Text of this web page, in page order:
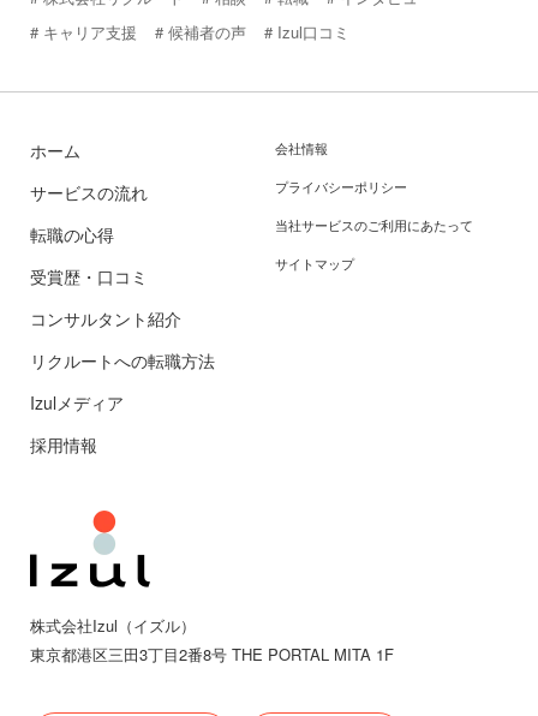
キャリア支援
候補者の声 Izul口コミ
株式会社Izul（イズル）
東京都港区三田3丁目2番8号 THE PORTAL MITA 1F
ホーム
サービスの流れ
転職の心得
受賞歴・口コミ
コンサルタント紹介
リクルートへの転職方法
Izulメディア
採用情報
会社情報
プライバシーポリシー
当社サービスのご利用にあたって
サイトマップ